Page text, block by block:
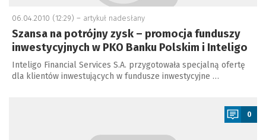
06.04.2010 (12:29) – artykuł nadesłany
Szansa na potrójny zysk – promocja funduszy
inwestycyjnych w PKO Banku Polskim i Inteligo
Inteligo Financial Services S.A. przygotowała specjalną ofertę
dla klientów inwestujących w fundusze inwestycyjne …
0